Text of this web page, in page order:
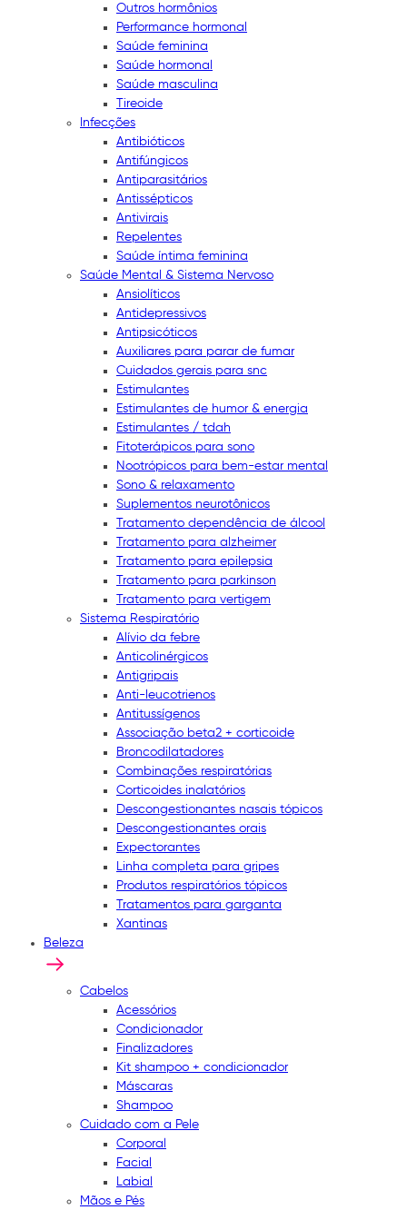
Outros hormônios
Performance hormonal
Saúde feminina
Saúde hormonal
Saúde masculina
Tireoide
Infecções
Antibióticos
Antifúngicos
Antiparasitários
Antissépticos
Antivirais
Repelentes
Saúde íntima feminina
Saúde Mental & Sistema Nervoso
Ansiolíticos
Antidepressivos
Antipsicóticos
Auxiliares para parar de fumar
Cuidados gerais para snc
Estimulantes
Estimulantes de humor & energia
Estimulantes / tdah
Fitoterápicos para sono
Nootrópicos para bem-estar mental
Sono & relaxamento
Suplementos neurotônicos
Tratamento dependência de álcool
Tratamento para alzheimer
Tratamento para epilepsia
Tratamento para parkinson
Tratamento para vertigem
Sistema Respiratório
Alívio da febre
Anticolinérgicos
Antigripais
Anti-leucotrienos
Antitussígenos
Associação beta2 + corticoide
Broncodilatadores
Combinações respiratórias
Corticoides inalatórios
Descongestionantes nasais tópicos
Descongestionantes orais
Expectorantes
Linha completa para gripes
Produtos respiratórios tópicos
Tratamentos para garganta
Xantinas
Beleza
Cabelos
Acessórios
Condicionador
Finalizadores
Kit shampoo + condicionador
Máscaras
Shampoo
Cuidado com a Pele
Corporal
Facial
Labial
Mãos e Pés